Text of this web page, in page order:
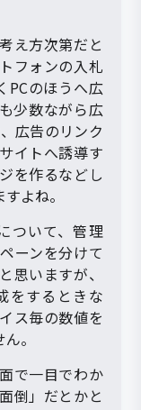
え方次第だと
フォンの入札
PCのほうへ広
少数ながら広
広告のリンク
イトへ誘導す
を作るなどし
よね。
ついて、管理
ーンを分けて
思いますが、
をするときな
ス毎の数値を
。
で一目でわか
倒」だとかと